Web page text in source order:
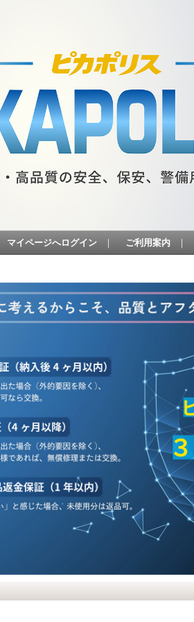
マイページへログイン ｜ ご利用案内 ｜